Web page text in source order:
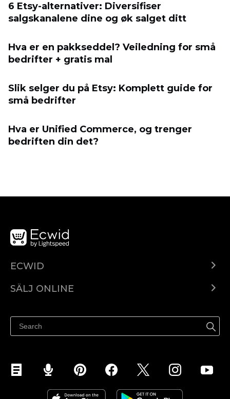
6 Etsy-alternativer: Diversifiser
salgskanalene dine og øk salget ditt
Hva er en pakkseddel? Veiledning for små
bedrifter + gratis mal
Slik selger du på Etsy: Komplett guide for
små bedrifter
Hva er Unified Commerce, og trenger
bedriften din det?
ECWID
Pris
SÄLJ ONLINE
Sälj på Facebook
Sälj på Instagram